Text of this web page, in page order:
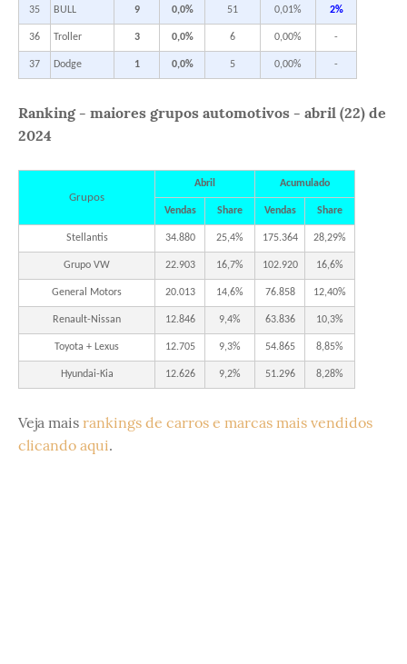
35 BULL 9 0,0% 51 0,01% 2%
36 Troller 3 0,0% 6 0,00% -
37 Dodge 1 0,0% 5 0,00% -
Ranking - maiores grupos automotivos - abril (22) de
2024
Grupos
Abril Acumulado
Vendas Share Vendas Share
Stellantis 34.880 25,4% 175.364 28,29%
Grupo VW 22.903 16,7% 102.920 16,6%
General Motors 20.013 14,6% 76.858 12,40%
Renault-Nissan 12.846 9,4% 63.836 10,3%
Toyota + Lexus 12.705 9,3% 54.865 8,85%
Hyundai-Kia 12.626 9,2% 51.296 8,28%
Veja mais rankings de carros e marcas mais vendidos
clicando aqui.